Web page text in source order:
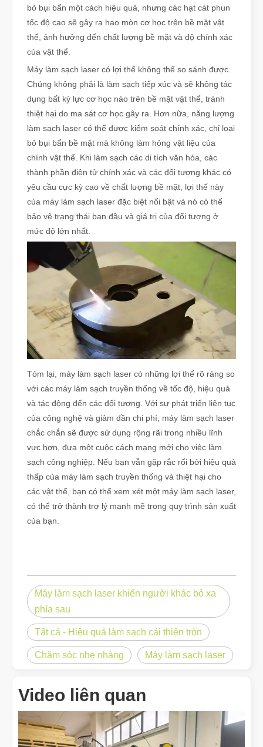
bỏ bụi bẩn một cách hiệu quả, nhưng các hạt cát phun
tốc độ cao sẽ gây ra hao mòn cơ học trên bề mặt vật
thể, ảnh hưởng đến chất lượng bề mặt và độ chính xác
của vật thể.
Máy làm sạch laser có lợi thế không thể so sánh được.
Chúng không phải là làm sạch tiếp xúc và sẽ không tác
dụng bất kỳ lực cơ học nào trên bề mặt vật thể, tránh
thiệt hại do ma sát cơ học gây ra. Hơn nữa, năng lượng
làm sạch laser có thể được kiểm soát chính xác, chỉ loại
bỏ bụi bẩn bề mặt mà không làm hỏng vật liệu của
chính vật thể. Khi làm sạch các di tích văn hóa, các
thành phần điện tử chính xác và các đối tượng khác có
yêu cầu cực kỳ cao về chất lượng bề mặt, lợi thế này
của máy làm sạch laser đặc biệt nổi bật và nó có thể
bảo vệ trạng thái ban đầu và giá trị của đối tượng ở
mức độ lớn nhất.
Tóm lại, máy làm sạch laser có những lợi thế rõ ràng so
với các máy làm sạch truyền thống về tốc độ, hiệu quả
và tác động đến các đối tượng. Với sự phát triển liên tục
của công nghệ và giảm dần chi phí, máy làm sạch laser
chắc chắn sẽ được sử dụng rộng rãi trong nhiều lĩnh
vực hơn, đưa một cuộc cách mạng mới cho việc làm
sạch công nghiệp. Nếu bạn vẫn gặp rắc rối bởi hiệu quả
thấp của máy làm sạch truyền thống và thiệt hại cho
các vật thể, bạn có thể xem xét một máy làm sạch laser,
có thể trở thành trợ lý mạnh mẽ trong quy trình sản xuất
của bạn.
Máy làm sạch laser khiến người khác bỏ xa
phía sau
Tất cả - Hiệu quả làm sạch cải thiện tròn
Chăm sóc nhẹ nhàng Máy làm sạch laser
Video liên quan